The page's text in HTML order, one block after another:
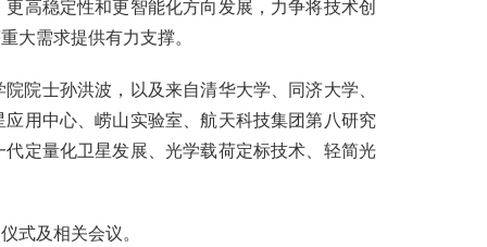
高稳定性和更智能化方向发展，力争将技术创
大需求提供有力支撑。
院士孙洪波，以及来自清华大学、同济大学、
用中心、崂山实验室、航天科技集团第八研究
定量化卫星发展、光学载荷定标技术、轻简光
式及相关会议。